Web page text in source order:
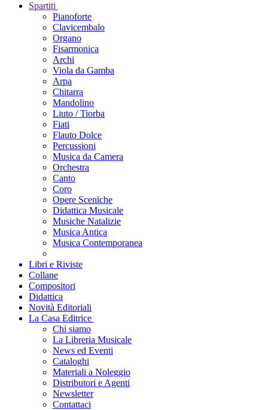
Spartiti
Pianoforte
Clavicembalo
Organo
Fisarmonica
Archi
Viola da Gamba
Arpa
Chitarra
Mandolino
Liuto / Tiorba
Fiati
Flauto Dolce
Percussioni
Musica da Camera
Orchestra
Canto
Coro
Opere Sceniche
Didattica Musicale
Musiche Natalizie
Musica Antica
Musica Contemporanea
Libri e Riviste
Collane
Compositori
Didattica
Novità Editoriali
La Casa Editrice
Chi siamo
La Libreria Musicale
News ed Eventi
Cataloghi
Materiali a Noleggio
Distributori e Agenti
Newsletter
Contattaci